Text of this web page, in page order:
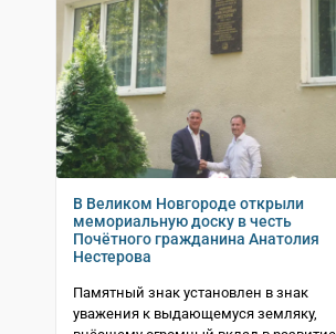
В Великом Новгороде открыли
мемориальную доску в честь
Почётного гражданина Анатолия
Нестерова
Памятный знак установлен в знак
уважения к выдающемуся земляку,